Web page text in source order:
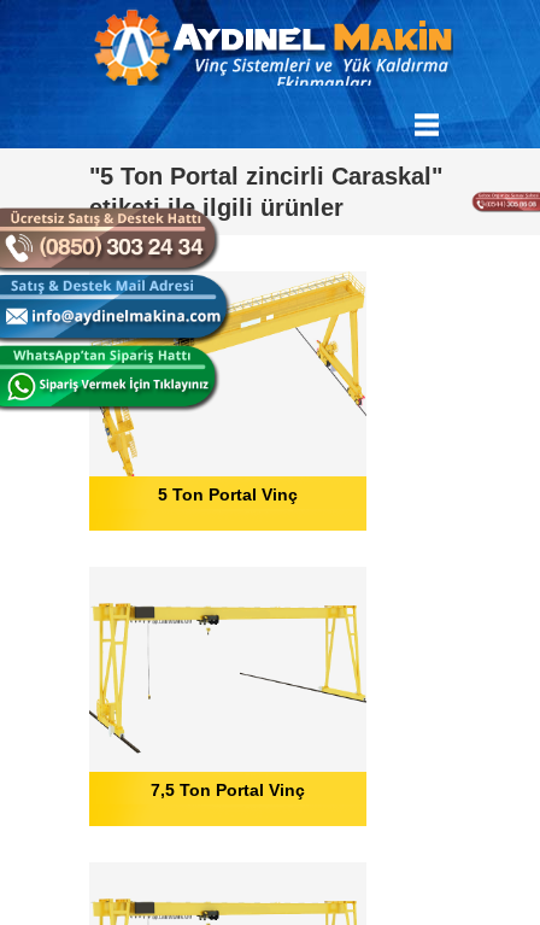
"5 Ton Portal zincirli Caraskal"
etiketi ile ilgili ürünler
5 Ton Portal Vinç
7,5 Ton Portal Vinç